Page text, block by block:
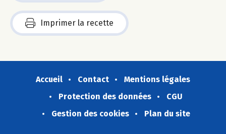
Imprimer la recette
Accueil Contact
Mentions légales
Protection des données
CGU
Gestion des cookies
Plan du site